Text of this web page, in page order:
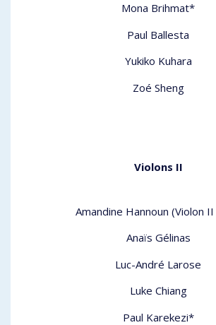
Mona Brihmat*
Paul Ballesta
Yukiko Kuhara
Zoé Sheng
Violons II
Amandine Hannoun (Violon
Anaïs Gélinas
Luc-André Larose
Luke Chiang
Paul Karekezi*